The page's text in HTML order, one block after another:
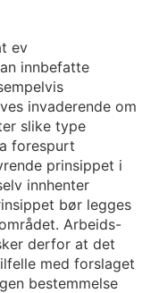
ev
innbefatte
invaderende om
slike type
forespurt
prinsippet i
innhenter
bør legges
Arbeids-
derfor at det
med forslaget
bestemmelse